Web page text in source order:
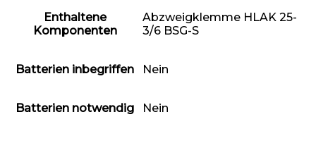
Enthaltene
Komponenten
‎Abzweigklemme HLAK 25-
3/6 BSG-S
Batterien inbegriffen ‎Nein
Batterien notwendig ‎Nein